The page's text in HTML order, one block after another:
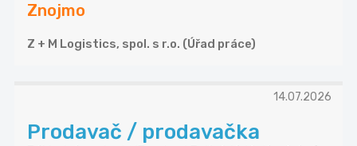
Znojmo
Z + M Logistics, spol. s r.o. (Úřad práce)
14.07.2026
Prodavač / prodavačka